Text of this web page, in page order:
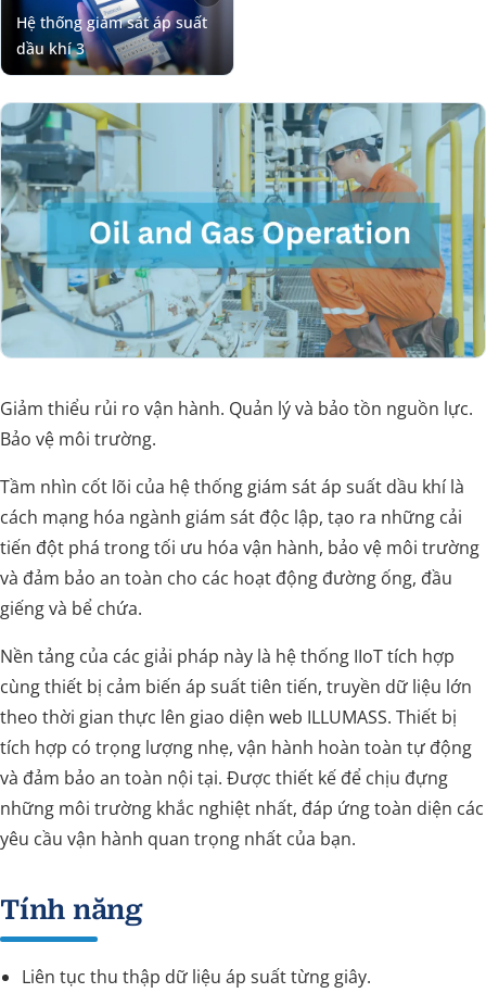
Giảm thiểu rủi ro vận hành. Quản lý và bảo tồn nguồn lực.
Bảo vệ môi trường.
Tầm nhìn cốt lõi của hệ thống giám sát áp suất dầu khí là
cách mạng hóa ngành giám sát độc lập, tạo ra những cải
tiến đột phá trong tối ưu hóa vận hành, bảo vệ môi trường
và đảm bảo an toàn cho các hoạt động đường ống, đầu
giếng và bể chứa.
Nền tảng của các giải pháp này là hệ thống IIoT tích hợp
cùng thiết bị cảm biến áp suất tiên tiến, truyền dữ liệu lớn
theo thời gian thực lên giao diện web ILLUMASS. Thiết bị
tích hợp có trọng lượng nhẹ, vận hành hoàn toàn tự động
và đảm bảo an toàn nội tại. Được thiết kế để chịu đựng
những môi trường khắc nghiệt nhất, đáp ứng toàn diện các
yêu cầu vận hành quan trọng nhất của bạn.
Tính năng
Liên tục thu thập dữ liệu áp suất từng giây.